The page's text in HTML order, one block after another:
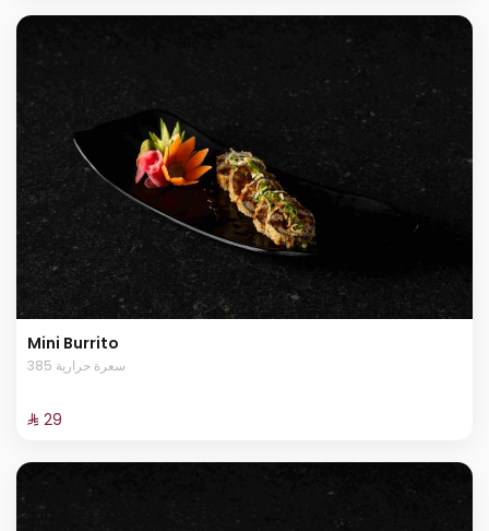
Mini Burrito
385 سعرة حرارية
⁨⁦‪‬ 29⁩